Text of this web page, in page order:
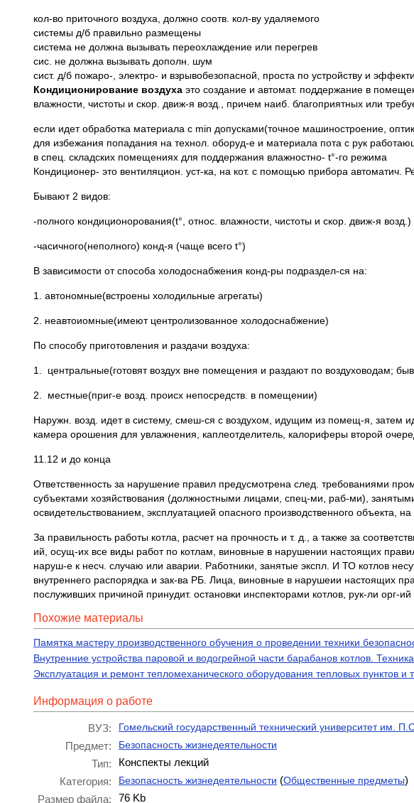
кол-во приточного воздуха, должно соотв. кол-ву удаляемого
системы д/б правильно размещены
система не должна вызывать переохлаждение или перегрев
сис. не должна вызывать дополн. шум
сист. д/б пожаро-, электро- и взрывобезопасной, проста по устройству и
Кондиционирование воздуха это создание и автомат. поддержание в
влажности, чистоты и скор. движ-я возд., причем наиб. благоприятных или
если идет обработка материала с min допусками(точное машиностроение,
для избежания попадания на технол. оборуд-е и материала пота с рук
в спец. складских помещениях для поддержания влажностно- t°-го режима
Кондиционер- это вентиляцион. уст-ка, на кот. с помощью прибора
Бывают 2 видов:
-полного кондиционорования(t°, относ. влажности, чистоты и скор. движ-я возд.)
-часичного(неполного) конд-я (чаще всего t°)
В зависимости от способа холодоснабжения конд-ры подраздел-ся на:
1. автономные(встроены холодильные агрегаты)
2. неавтоиомные(имеют центролизованное холодоснабжение)
По способу приготовления и раздачи воздуха:
1. центральные(готовят воздух вне помещения и раздают по воздуховодам;
2. местные(приг-е возд. происх непосредств. в помещении)
Наружн. возд. идет в систему, смеш-ся с воздухом, идущим из помещ-я, затем
камера орошения для увлажнения, каплеотделитель, калориферы второй
11.12 и до конца
Ответственность за нарушение правил предусмотрена след. требованиями
субъектами хозяйствования (должностными лицами, спец-ми, раб-ми),
освидетельствованием, эксплуатацией опасного производственного объекта,
За правильность работы котла, расчет на прочность и т. д., а также за
ий, осущ-их все виды работ по котлам, виновные в нарушении настоящих
наруш-е к несч. случаю или аварии. Работники, занятые экспл. И ТО котлов
внутреннего распорядка и зак-ва РБ. Лица, виновные в нарушеии настоящих
послуживших причиной принудит. остановки инспекторами котлов, рук-ли
Похожие материалы
Памятка мастеру производственного обучения о проведении техники
Внутренние устройства паровой и водогрейной части барабанов котлов.
Эксплуатация и ремонт тепломеханического оборудования тепловых пунктов
Информация о работе
ВУЗ: Гомельский государственный технический университет им.
Предмет: Безопасность жизнедеятельности
Тип:
Конспекты лекций
Категория:
Безопасность жизнедеятельности (Общественные предметы)
Размер файла:
76 Kb